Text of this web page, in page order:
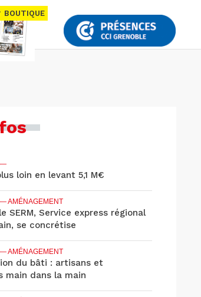
BOUTIQUE
—
loin en levant 5,1 M€
— AMÉNAGEMENT
SERM, Service express régional
se concrétise
— AMÉNAGEMENT
du bâti : artisans et
main dans la main